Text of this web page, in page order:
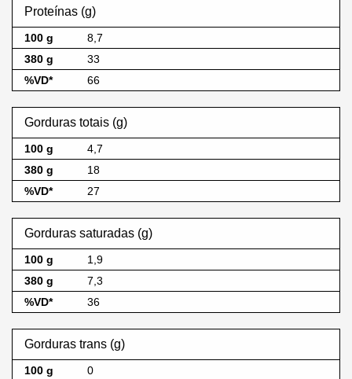
Proteínas (g)
8,7
33
66
Gorduras totais (g)
4,7
18
27
Gorduras saturadas (g)
1,9
7,3
36
Gorduras trans (g)
0